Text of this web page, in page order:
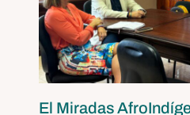
El Miradas